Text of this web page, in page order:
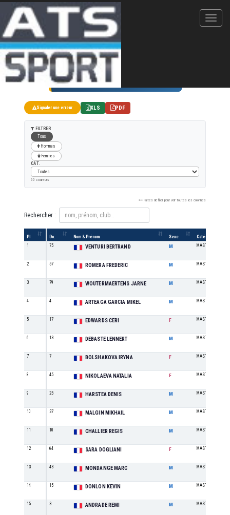
OcéanMan 06/07/2019
10 KM
Signaler une erreur XLS PDF
FILTRER
Tous
Hommes
Femmes
CAT.
60 coureurs
Faites défiler pour voir toutes les colonnes
Rechercher :
Pl Do. Nom & Prénom Sexe
Catégorie
1
75 VENTURI BERTRAND M MASTER 30-39
2 57 ROMERA FREDERIC M MASTER 40-49
3 79 WOUTERMAERTENS JARNE M MASTER 20-29
4 4 ARTEAGA GARCIA MIKEL M MASTER 30-39
5 17 EDWARDS CERI F MASTER 40-49
6 13 DEBASTE LENNERT M MASTER 20-29
7 7 BOLSHAKOVA IRYNA F MASTER 30-39
8 45 NIKOLAEVA NATALIA F MASTER 30-39
9 25 HARSTEA DENIS M MASTER 40-49
10 37 MALGIN MIKHAIL M MASTER 50-59
11 10 CHALLIER REGIS M MASTER 50-59
12 64 SARA DOGLIANI F MASTER 20-29
13 43 MONDANGE MARC M MASTER 40-49
14 15 DONLON KEVIN M MASTER 40-49
15 3 ANDRADE REMI M MASTER 20-29